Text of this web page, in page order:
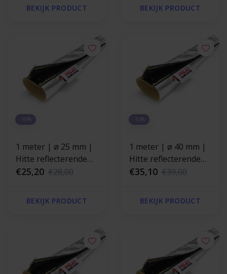
BEKIJK PRODUCT BEKIJK PRODUCT
-10%
1 meter | ø 25 mm |
Hitte reflecterende
kevlar isolatiekous -
€25,20 €28,00
BEKIJK PRODUCT
-10%
1 meter | ø 40 mm |
Hitte reflecterende
kevlar isolatiekous -
€35,10 €39,00
BEKIJK PRODUCT